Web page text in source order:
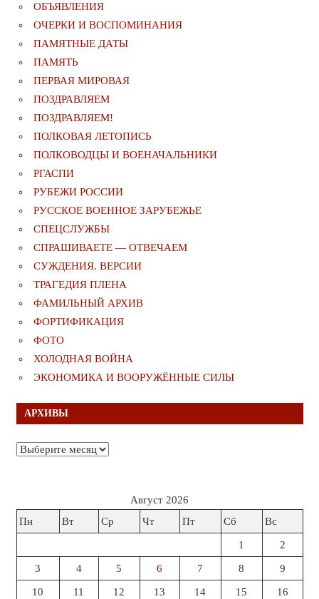
ОБЪЯВЛЕНИЯ
ОЧЕРКИ И ВОСПОМИНАНИЯ
ПАМЯТНЫЕ ДАТЫ
ПАМЯТЬ
ПЕРВАЯ МИРОВАЯ
ПОЗДРАВЛЯЕМ
ПОЗДРАВЛЯЕМ!
ПОЛКОВАЯ ЛЕТОПИСЬ
ПОЛКОВОДЦЫ И ВОЕНАЧАЛЬНИКИ
РГАСПИ
РУБЕЖИ РОССИИ
РУССКОЕ ВОЕННОЕ ЗАРУБЕЖЬЕ
СПЕЦСЛУЖБЫ
СПРАШИВАЕТЕ — ОТВЕЧАЕМ
СУЖДЕНИЯ. ВЕРСИИ
ТРАГЕДИЯ ПЛЕНА
ФАМИЛЬНЫЙ АРХИВ
ФОРТИФИКАЦИЯ
ФОТО
ХОЛОДНАЯ ВОЙНА
ЭКОНОМИКА И ВООРУЖЁННЫЕ СИЛЫ
АРХИВЫ
Архивы
Август 2026
Пн
Вт Ср Чт Пт Сб Вс
1 2
3 4 5 6 7 8 9
10 11 12 13 14 15 16